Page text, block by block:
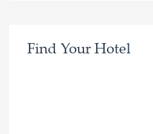
Find Your Hotel